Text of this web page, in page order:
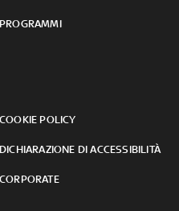
PROGRAMMI
COOKIE POLICY
DICHIARAZIONE DI ACCESSIBILITÀ
CORPORATE